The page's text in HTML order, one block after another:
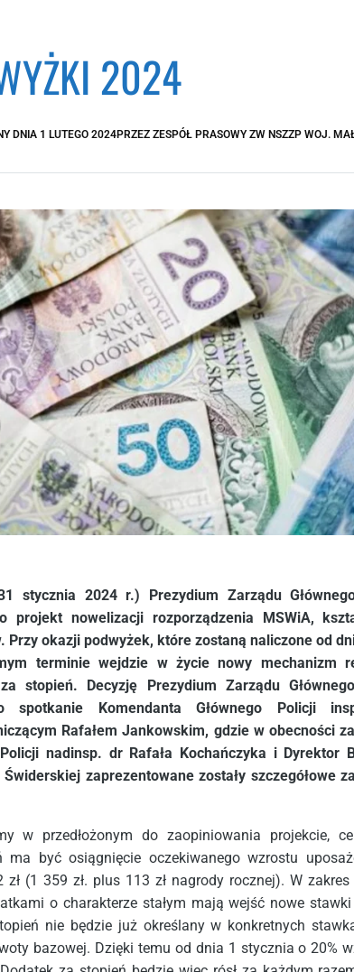
2024
DNIA 1 LUTEGO 2024PRZEZ ZESPÓŁ PRASOWY ZW NSZZP WOJ.
stycznia 2024 r.) Prezydium Zarządu
projekt nowelizacji rozporządzenia MSWiA,
Przy okazji podwyżek, które zostaną naliczone od
terminie wejdzie w życie nowy mechanizm
stopień. Decyzję Prezydium Zarządu
spotkanie Komendanta Głównego Policji
Rafałem Jankowskim, gdzie w obecności
Policji nadinsp. dr Rafała Kochańczyka i Dyrektor
zaprezentowane zostały szczegółowe
w przedłożonym do zaopiniowania projekcie,
ma być osiągnięcie oczekiwanego wzrostu
zł (1 359 zł. plus 113 zł nagrody rocznej). W
o charakterze stałym mają wejść nowe
nie będzie już określany w konkretnych
bazowej. Dzięki temu od dnia 1 stycznia o 20%